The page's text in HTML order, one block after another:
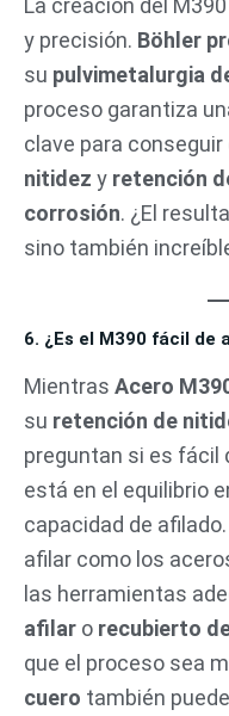
La creación del
y precisión. Böhler
su pulvimetalurgia
proceso garantiza
clave para conseguir
nitidez y retención
corrosión. ¿El
sino también
6. ¿Es el M390 fácil de
Mientras Acero
su retención de
preguntan si es fácil
está en el equilibrio
capacidad de
afilar como los
las herramientas
afilar o recubierto
que el proceso sea
cuero también